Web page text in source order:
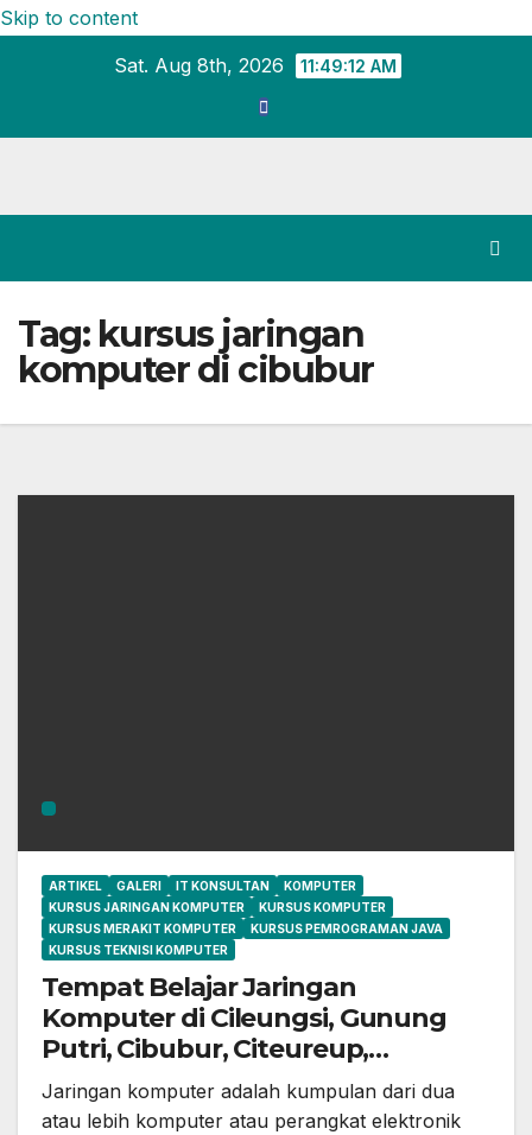
Skip to content
Sat. Aug 8th, 2026
11:49:13 AM
Tag: kursus jaringan
komputer di cibubur
ARTIKEL GALERI IT KONSULTAN
KOMPUTER
KURSUS JARINGAN KOMPUTER
KURSUS KOMPUTER
KURSUS MERAKIT KOMPUTER
KURSUS PEMROGRAMAN JAVA
KURSUS TEKNISI KOMPUTER
Tempat Belajar Jaringan
Komputer di Cileungsi, Gunung
Putri, Cibubur, Citeureup,
Klapanunggal, Jonggol dan Bekasi
Jaringan komputer adalah kumpulan dari dua
atau lebih komputer atau perangkat elektronik